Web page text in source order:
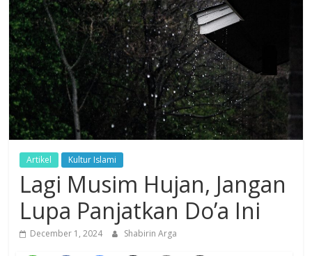
Dzikir,
Fikir,
Ikhtiar
Artikel Kultur Islami
Lagi Musim Hujan, Jangan
Lupa Panjatkan Do’a Ini
December 1, 2024 Shabirin Arga